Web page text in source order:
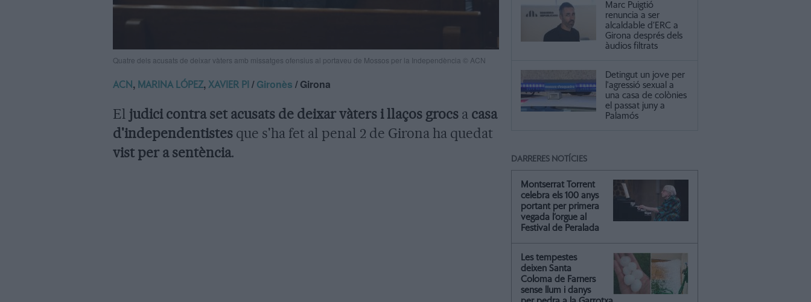
Quatre dels acusats de deixar vàters amb missatges ofensius al portaveu de Mossos per la Independència © ACN
ACN , MARINA LÓPEZ, XAVIER PI /Gironès / Girona
El judici contra set acusats de deixar vàters i llaços grocs a casa
d'independentistes que s'ha fet al penal 2 de Girona ha quedat
vist per a sentència.
Marc Puigtió
renuncia a ser
alcaldable d’ERC a
Girona després dels
àudios filtrats
Detingut un jove per
l'agressió sexual a
una casa de colònies
el passat juny a
Palamós
DARRERES NOTÍCIES
Montserrat Torrent
celebra els 100 anys
portant per primera
vegada l’orgue al
Festival de Peralada
Les tempestes
deixen Santa
Coloma de Farners
sense llum i danys